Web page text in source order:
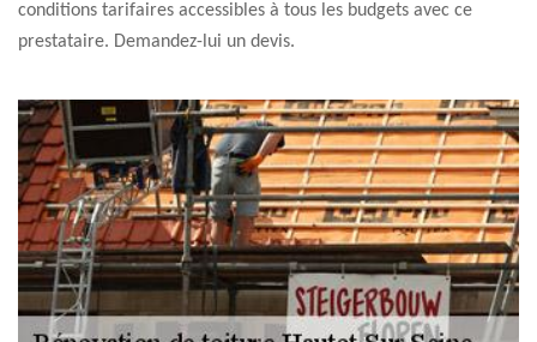
conditions tarifaires accessibles à tous les budgets avec ce
prestataire. Demandez-lui un devis.